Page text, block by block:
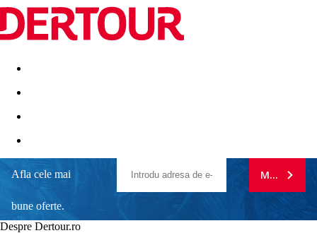
Destinatii Vacanta perfecta OFERTE DE NERATAT
Afla cele mai
bune oferte.
MA
Despre Dertour.ro